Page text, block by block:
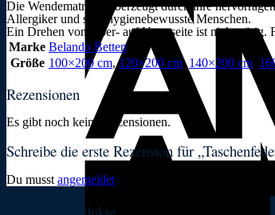
Die Wendematratze überzeugt durch ihre
Allergiker und sehr hygienebewusste Menschen.
Ein Drehen von Ober- auf Unterseite ist nicht nötig.
Marke Belando Betten
Größe 100×200 cm,120×200 cm,140×200 cm
Rezensionen
Es gibt noch keine Rezensionen.
Schreibe die erste Rezension für
Du musst angemeldet